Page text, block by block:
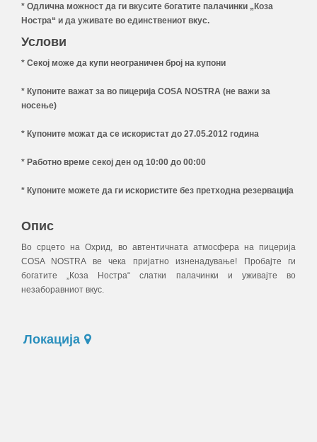
* Одлична можност да ги вкусите богатите палачинки „Коза
Ностра“ и да уживате во единствениот вкус.
Услови
* Секој може да купи неограничен број на купони
* Купоните важат за во пицерија COSA NOSTRA (не важи за
носење)
* Купоните можат да се искористат до 27.05.2012 година
* Работно време секој ден од 10:00 до 00:00
* Купоните можете да ги искористите без претходна резервација
Опис
Во срцето на Охрид, во автентичната атмосфера на пицерија
COSA NOSTRA ве чека пријатно изненадување! Пробајте ги
богатите „Коза Ностра“ слатки палачинки и уживајте во
незаборавниот вкус.
Локација